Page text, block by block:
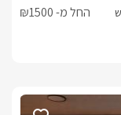
החל מ- ₪1500